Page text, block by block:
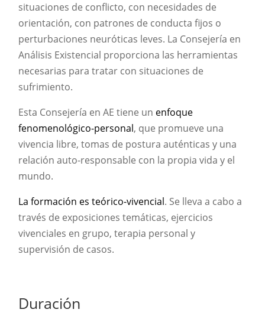
situaciones de conflicto, con necesidades de
orientación, con patrones de conducta fijos o
perturbaciones neuróticas leves. La Consejería en
Análisis Existencial proporciona las herramientas
necesarias para tratar con situaciones de
sufrimiento.
Esta Consejería en AE tiene un enfoque
fenomenológico-personal, que promueve una
vivencia libre, tomas de postura auténticas y una
relación auto-responsable con la propia vida y el
mundo.
La formación es teórico-vivencial. Se lleva a cabo a
través de exposiciones temáticas, ejercicios
vivenciales en grupo, terapia personal y
supervisión de casos.
Duración